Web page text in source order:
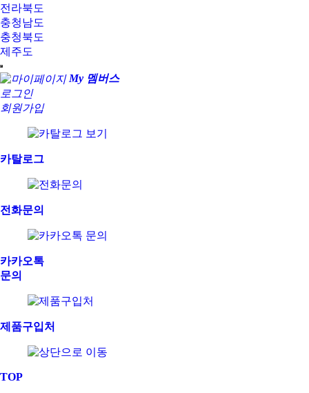
전라북도
충청남도
충청북도
제주도
My 멤버스
로그인
회원가입
카탈로그
전화문의
카카오톡
문의
제품구입처
TOP